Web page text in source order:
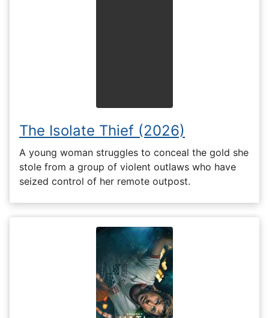
The Isolate Thief (2026)
A young woman struggles to conceal the gold she
stole from a group of violent outlaws who have
seized control of her remote outpost.